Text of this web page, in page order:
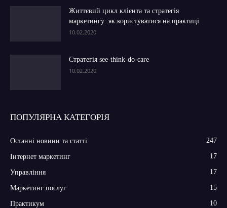
Життєвий цикл клієнта та стратегія
маркетингу: як користуватися на практиці
10.02.2020
Стратегія see-think-do-care
10.02.2020
ПОПУЛЯРНА КАТЕГОРІЯ
Останні новини та статті 247
Інтернет маркетинг 17
Управління 17
Маркетинг послуг 15
Практикум 10